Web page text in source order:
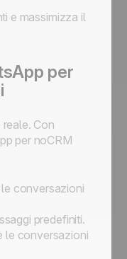
e massimizza il
per
Con
per noCRM
conversazioni
predefiniti.
le conversazioni